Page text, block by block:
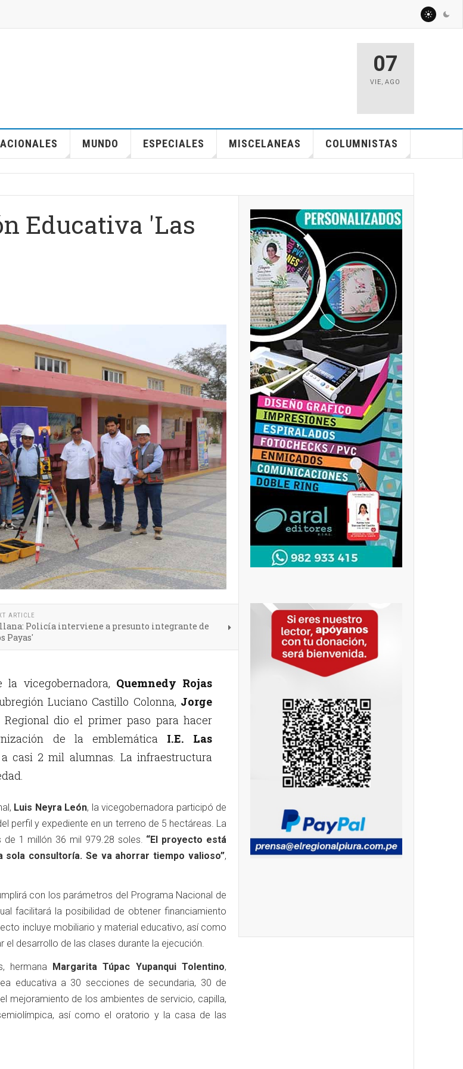
07
VIE,AGO
MUNDO ESPECIALES MISCELANEAS COLUMNISTAS
Educativa 'Las
ARTICLE
Policía interviene a presunto integrante de
Payas'
vicegobernadora, Quemnedy Rojas
Luciano Castillo Colonna, Jorge
Regional dio el primer paso para hacer
de la emblemática I.E. Las
casi 2 mil alumnas. La infraestructura
Luis Neyra León, la vicegobernadora participó de
perfil y expediente en un terreno de 5 hectáreas. La
1 millón 36 mil 979.28 soles. “El proyecto está
sola consultoría. Se va ahorrar tiempo valioso”,
con los parámetros del Programa Nacional de
facilitará la posibilidad de obtener financiamiento
incluye mobiliario y material educativo, así como
desarrollo de las clases durante la ejecución.
hermana Margarita Túpac Yupanqui Tolentino,
educativa a 30 secciones de secundaria, 30 de
mejoramiento de los ambientes de servicio, capilla,
así como el oratorio y la casa de las